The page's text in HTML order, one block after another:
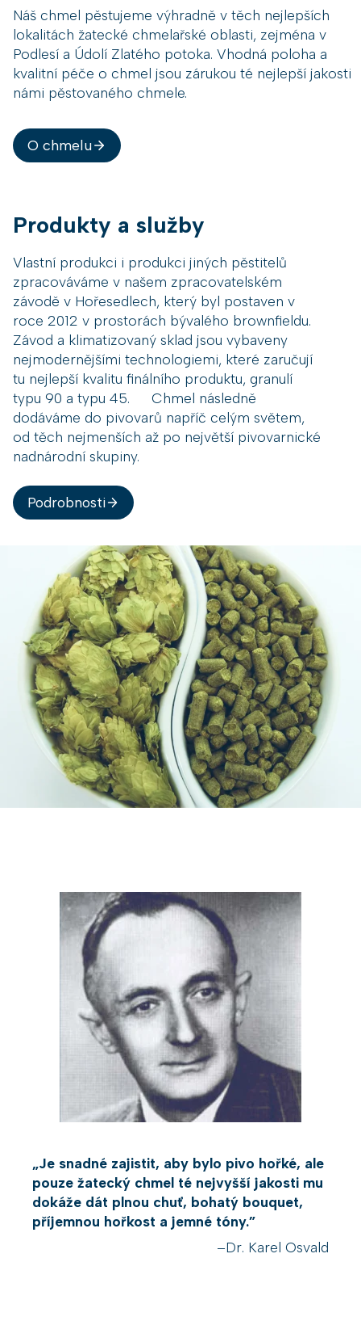
Náš chmel pěstujeme výhradně v těch nejlepších
lokalitách žatecké chmelařské oblasti, zejména v
Podlesí a Údolí Zlatého potoka. Vhodná poloha a
kvalitní péče o chmel jsou zárukou té nejlepší jakosti
námi pěstovaného chmele.
O chmelu
Produkty a služby
Vlastní produkci i produkci jiných pěstitelů
zpracováváme v našem zpracovatelském
závodě v Hořesedlech, který byl postaven v
roce 2012 v prostorách bývalého brownfieldu.
Závod a klimatizovaný sklad jsou vybaveny
nejmodernějšími technologiemi, které zaručují
tu nejlepší kvalitu finálního produktu, granulí
typu 90 a typu 45. Chmel následně
dodáváme do pivovarů napříč celým světem,
od těch nejmenších až po největší pivovarnické
nadnárodní skupiny.
Podrobnosti
„Je snadné zajistit, aby bylo pivo hořké, ale
pouze žatecký chmel té nejvyšší jakosti mu
dokáže dát plnou chuť, bohatý bouquet,
příjemnou hořkost a jemné tóny.”
–Dr. Karel Osvald